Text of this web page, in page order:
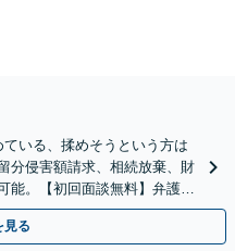
ている、揉めそうという方は
分侵害額請求、相続放棄、財
。【初回面談無料】弁護士
見る